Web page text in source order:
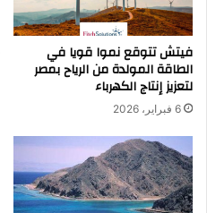
فيتش تتوقع نموا قويا في
الطاقة المولدة من الرياح بمصر
لتعزيز إنتاج الكهرباء
6 فبراير، 2026